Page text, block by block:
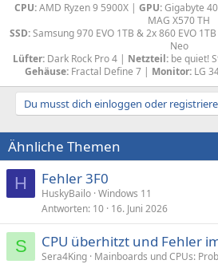
CPU:AMD Ryzen 9 5900X | GPU:Gigabyte
MAG X570 TH
SSD:Samsung 970 EVO 1TB & 2x 860 EVO
Neo
Lüfter:Dark Rock Pro 4 | Netzteil:be quiet!
Gehäuse:Fractal Define 7 | Monitor:LG
Du musst dich einloggen oder
Ähnliche Themen
H Fehler 3F0
HuskyBailo Windows 11
Antworten 10 16. Juni 2026
S CPU überhitzt und Fehler
Sera4King Mainboards und CPUs: